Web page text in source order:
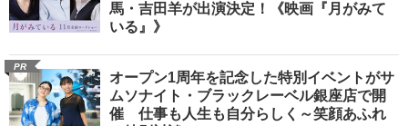
馬・吉田羊が出演決定！《映画『月がみて
いる』》
PR
オープン1周年を記念した特別イベントがサ
ムソナイト・ブラックレーベル銀座店で開
催 仕事も人生も自分らしく～笑顔あふれ